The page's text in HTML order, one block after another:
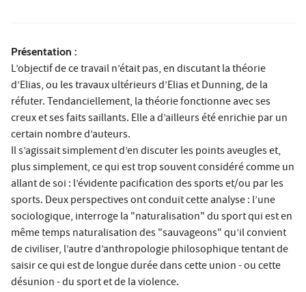
Présentation :
L’objectif de ce travail n’était pas, en discutant la théorie
d’Elias, ou les travaux ultérieurs d’Elias et Dunning, de la
réfuter. Tendanciellement, la théorie fonctionne avec ses
creux et ses faits saillants. Elle a d’ailleurs été enrichie par un
certain nombre d’auteurs.
Il s’agissait simplement d’en discuter les points aveugles et,
plus simplement, ce qui est trop souvent considéré comme un
allant de soi : l’évidente pacification des sports et/ou par les
sports. Deux perspectives ont conduit cette analyse : l’une
sociologique, interroge la "naturalisation" du sport qui est en
même temps naturalisation des "sauvageons" qu’il convient
de civiliser, l’autre d’anthropologie philosophique tentant de
saisir ce qui est de longue durée dans cette union - ou cette
désunion - du sport et de la violence.